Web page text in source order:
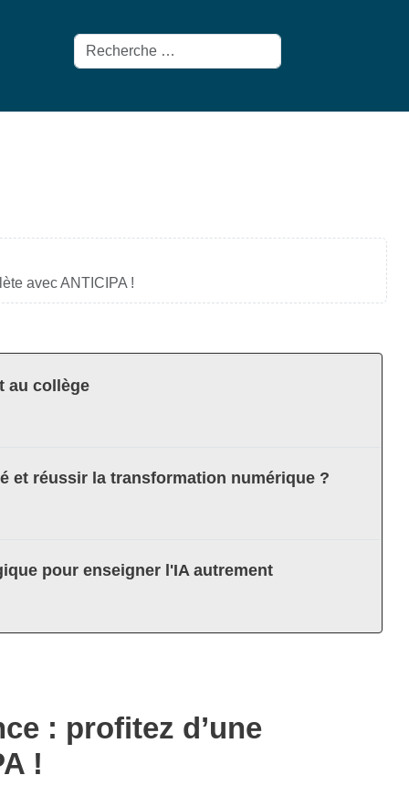
Rechercher
avec ANTICIPA !
au collège
et réussir la transformation numérique ?
pour enseigner l'IA autrement
: profitez d’une
!